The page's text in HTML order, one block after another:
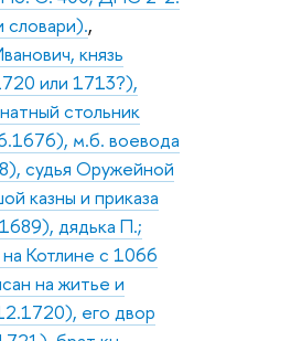
словари).,
князь
или 1713?),
стольник
м.б. воевода
судья Оружейной
казны и приказа
дядька П.;
Котлине с 1066
на житье и
его двор